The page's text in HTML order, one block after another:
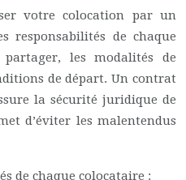
votre colocation par un
responsabilités de chaque
les modalités de
de départ. Un contrat
la sécurité juridique de
d’éviter les malentendus
de chaque colocataire :